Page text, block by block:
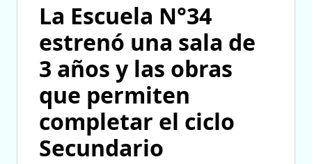
La Escuela N°34
estrenó una sala de
3 años y las obras
que permiten
completar el ciclo
Secundario